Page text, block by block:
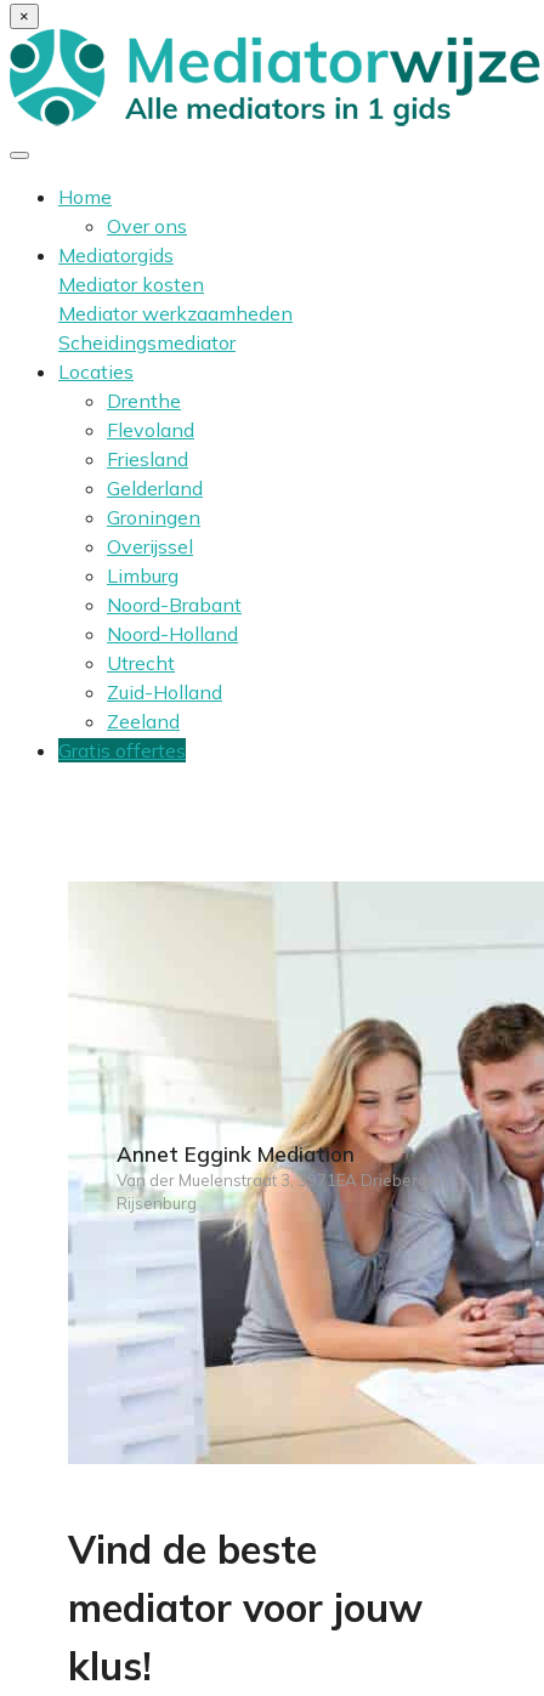
×
Home
Over ons
Mediatorgids
Mediator kosten
Mediator werkzaamheden
Scheidingsmediator
Locaties
Drenthe
Flevoland
Friesland
Gelderland
Groningen
Overijssel
Limburg
Noord-Brabant
Noord-Holland
Utrecht
Zuid-Holland
Zeeland
Gratis offertes
Annet Eggink Mediation
Van der Muelenstraat 3, 3971EA Driebergen-
Rijsenburg
Vind de beste
mediator voor jouw
klus!